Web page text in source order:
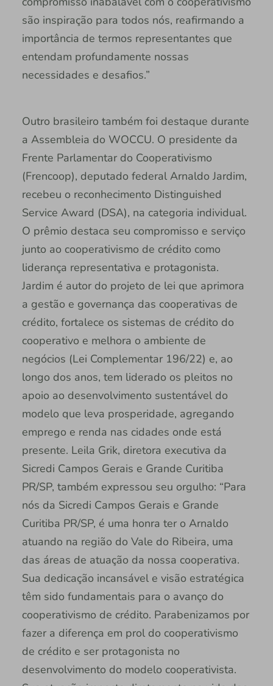
são inspiração para todos nós, reafirmando a
importância de termos representantes que
entendam profundamente nossas
necessidades e desafios.”
Outro brasileiro também foi destaque durante
a Assembleia do WOCCU. O presidente da
Frente Parlamentar do Cooperativismo
(Frencoop), deputado federal Arnaldo Jardim,
recebeu o reconhecimento Distinguished
Service Award (DSA), na categoria individual.
O prêmio destaca seu compromisso e serviço
junto ao cooperativismo de crédito como
liderança representativa e protagonista.
Jardim é autor do projeto de lei que aprimora
a gestão e governança das cooperativas de
crédito, fortalece os sistemas de crédito do
cooperativo e melhora o ambiente de
negócios (Lei Complementar 196/22) e, ao
longo dos anos, tem liderado os pleitos no
apoio ao desenvolvimento sustentável do
modelo que leva prosperidade, agregando
emprego e renda nas cidades onde está
presente. Leila Grik, diretora executiva da
Sicredi Campos Gerais e Grande Curitiba
PR/SP, também expressou seu orgulho: “Para
nós da Sicredi Campos Gerais e Grande
Curitiba PR/SP, é uma honra ter o Arnaldo
atuando na região do Vale do Ribeira, uma
das áreas de atuação da nossa cooperativa.
Sua dedicação incansável e visão estratégica
têm sido fundamentais para o avanço do
cooperativismo de crédito. Parabenizamos por
fazer a diferença em prol do cooperativismo
de crédito e ser protagonista no
desenvolvimento do modelo cooperativista.